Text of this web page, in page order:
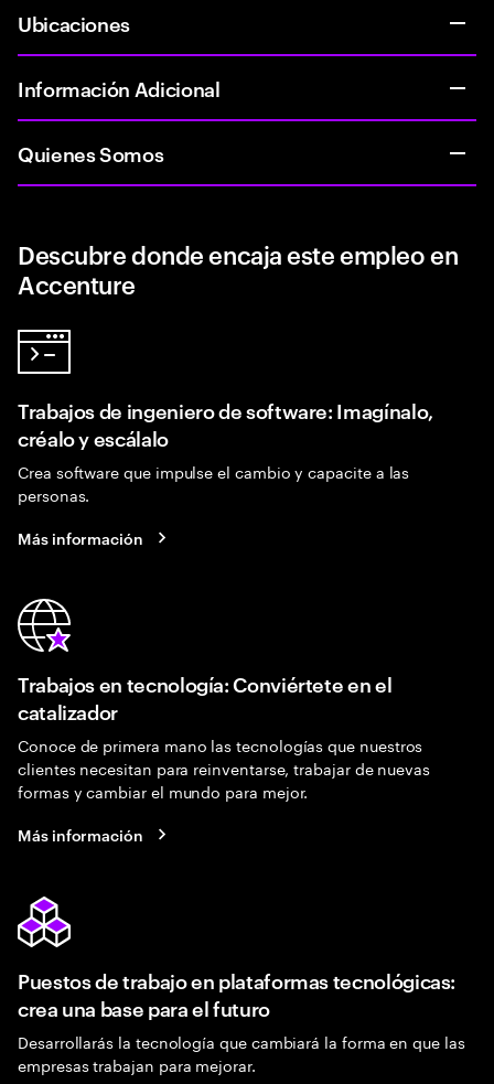
Ubicaciones
Información Adicional
Quienes Somos
Descubre donde encaja este empleo en
Accenture
Trabajos de ingeniero de software: Imagínalo,
créalo y escálalo
Crea software que impulse el cambio y capacite a las
personas.
Más información
Trabajos en tecnología: Conviértete en el
catalizador
Conoce de primera mano las tecnologías que nuestros
clientes necesitan para reinventarse, trabajar de nuevas
formas y cambiar el mundo para mejor.
Más información
Puestos de trabajo en plataformas tecnológicas:
crea una base para el futuro
Desarrollarás la tecnología que cambiará la forma en que las
empresas trabajan para mejorar.